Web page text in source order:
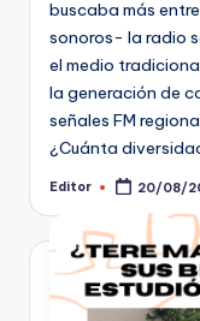
buscaba más
sonoros- la radio
el medio
la generación de
señales FM
¿Cuánta
Publicado
Editor 20/08/